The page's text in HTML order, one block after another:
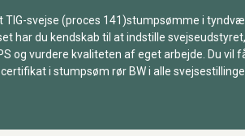
TIG-svejse (proces 141)stumpsømme i
har du kendskab til at indstille
og vurdere kvaliteten af eget arbejde. Du vil
i stumpsøm rør BW i alle